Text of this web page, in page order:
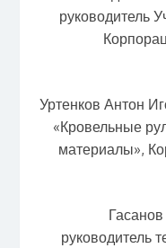
руководитель
Уртенков Антон
«Кровельные
материалы»,
руководитель